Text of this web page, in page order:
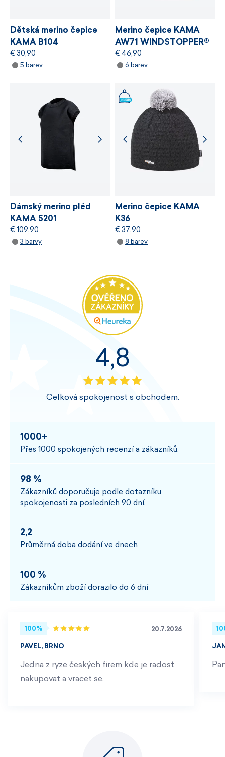
Dětská merino čepice
KAMA B104
€ 30,90
5 barev
Merino čepice KAMA
AW71 WINDSTOPPER®
€ 46,90
6 barev
Dámský merino pléd
KAMA 5201
€ 109,90
3 barvy
Merino čepice KAMA
K36
€ 37,90
8 barev
4,8
Celková spokojenost s obchodem.
1000+
Přes 1000 spokojených recenzí a zákazníků.
98 %
Zákazníků doporučuje podle dotazníku
spokojenosti za posledních 90 dní.
2,2
Průměrná doba dodání ve dnech
100 %
Zákazníkům zboží dorazilo do 6 dní
100% 20.7.2026
PAVEL, BRNO
Jedna z ryze českých firem kde je radost
nakupovat a vracet se.